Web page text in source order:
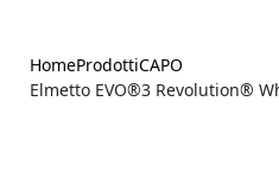
HomeProdottiCAPO
Elmetto EVO®3 Revolution®